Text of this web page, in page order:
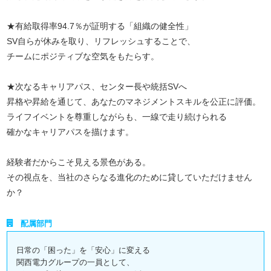
★有給取得率94.7％が証明する「組織の健全性」
SV自らが休みを取り、リフレッシュすることで、
チームにポジティブな空気をもたらす。
★次なるキャリアパス、センター長や統括SVへ
昇格や昇給を通じて、あなたのマネジメントスキルを公正に評価。
ライフイベントを尊重しながらも、一線で走り続けられる
確かなキャリアパスを描けます。
経験者だからこそ見える景色がある。
その視点を、当社のさらなる進化のために貸していただけません
か？
配属部門
日常の「困った」を「安心」に変える
関西電力グループの一員として、